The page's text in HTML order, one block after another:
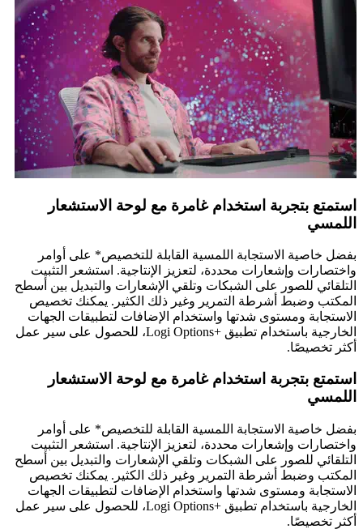
استمتع بتجربة استخدام غامرة مع لوحة الاستشعار
اللمسي
بفضل خاصية الاستجابة اللمسية القابلة للتخصيص* على أوامر
واختصارات وإشعارات محددة، لتعزيز الإنتاجية. استشعر التثبيت
التلقائي للصور على الشبكات وتلقي الإشعارات والتبديل بين أسطح
المكتب وضبط أشرطة التمرير وغير ذلك الكثير. يمكنك تخصيص
الاستجابة ومستوى شدتها واستخدام الإضافات لتطبيقات الجهات
الخارجية باستخدام تطبيق Logi Options+‎‏، للحصول على سير عمل
أكثر تخصيصًا.
استمتع بتجربة استخدام غامرة مع لوحة الاستشعار
اللمسي
بفضل خاصية الاستجابة اللمسية القابلة للتخصيص* على أوامر
واختصارات وإشعارات محددة، لتعزيز الإنتاجية. استشعر التثبيت
التلقائي للصور على الشبكات وتلقي الإشعارات والتبديل بين أسطح
المكتب وضبط أشرطة التمرير وغير ذلك الكثير. يمكنك تخصيص
الاستجابة ومستوى شدتها واستخدام الإضافات لتطبيقات الجهات
الخارجية باستخدام تطبيق Logi Options+‎‏، للحصول على سير عمل
أكثر تخصيصًا.